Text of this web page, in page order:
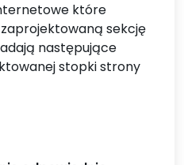
które
sekcję
następujące
stopki strony